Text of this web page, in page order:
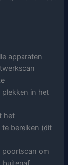
apparaten
plekken in het
het
bereiken (dit
poortscan om
buitenaf